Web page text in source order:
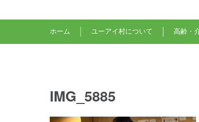
ホーム ユーアイ村について 高齢・
IMG_5885